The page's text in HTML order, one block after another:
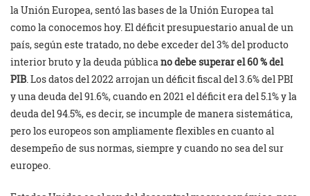
la Unión Europea, sentó las bases de la Unión Europea tal
como la conocemos hoy. El déficit presupuestario anual de un
país, según este tratado, no debe exceder del 3% del producto
interior bruto y la deuda pública no debe superar el 60 % del
PIB . Los datos del 2022 arrojan un déficit fiscal del 3.6% del PBI
y una deuda del 91.6%, cuando en 2021 el déficit era del 5.1% y la
deuda del 94.5%, es decir, se incumple de manera sistemática,
pero los europeos son ampliamente flexibles en cuanto al
desempeño de sus normas, siempre y cuando no sea del sur
europeo.